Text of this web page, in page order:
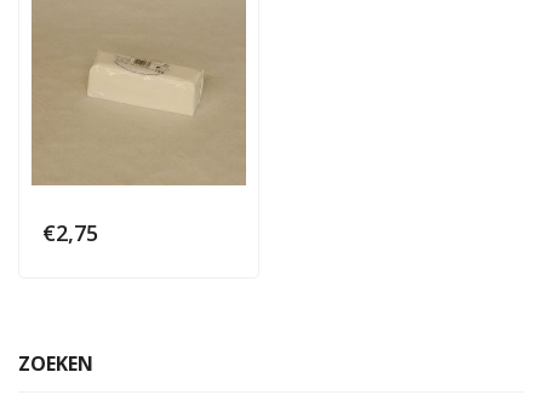
€2,75
ZOEKEN